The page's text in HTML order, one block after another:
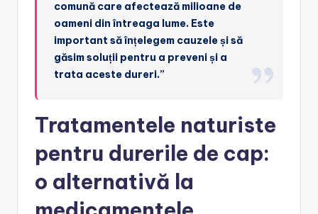
comună care afectează milioane de
oameni din întreaga lume. Este
important să înțelegem cauzele și să
găsim soluții pentru a preveni și a
trata aceste dureri.”
Tratamentele naturiste
pentru durerile de cap:
o alternativă la